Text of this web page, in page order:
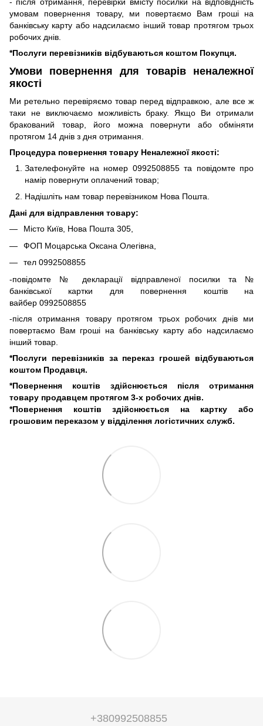
умовам повернення товару, ми повертаємо Вам гроші на
банківську карту або надсилаємо інший товар протягом трьох
робочих днів.
*Послуги перевізників відбуваються коштом Покупця.
Умови повернення для товарів неналежної
якості
Ми ретельно перевіряємо товар перед відправкою, але все ж
таки не виключаємо можливість браку. Якщо Ви отримали
бракований товар, його можна повернути або обміняти
протягом 14 днів з дня отримання.
Процедура повернення товару Неналежної якості:
Зателефонуйте на номер 0992508855 та повідомте про
намір повернути оплачений товар;
Надішліть нам товар перевізником Нова Пошта.
Дані для відправлення товару:
Місто Київ, Нова Пошта 305,
ФОП Моцарська Оксана Олегівна,
тел 0992508855
-повідомте № декларації відправленої посилки та №
банківської картки для повернення коштів на
вайбер 0992508855
-після отримання товару протягом трьох робочих днів ми
повертаємо Вам гроші на банківську карту або надсилаємо
інший товар.
*Послуги перевізників за переказ грошей відбуваються
коштом Продавця.
*Повернення коштів здійснюється після отримання
товару продавцем протягом 3-х робочих днів.
*Повернення коштів здійснюється на картку або
грошовим переказом у відділення логістичних служб.
+380992508855